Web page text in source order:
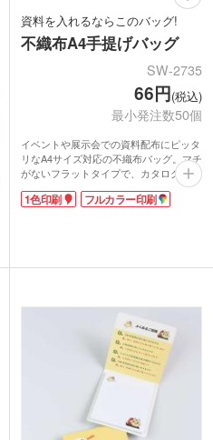
資料を入れるならこのバッグ!
不織布A4手提げバッグ
SW-2735
66円(税込)
最小発注数50個
イベントや展示会での資料配布にピッタ
リなA4サイズ対応の不織布バッグ。マチ
がないフラットタイプで、カタログやA4
ファイル等、1.5cm程度の厚さのものま
で入ります。本体色は10色展開で、コー
ンプルかつ定番サイズなので幅広い用途
1色印刷 フルカラー印刷